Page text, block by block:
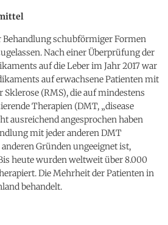
Behandlung schubförmiger Formen
Nach einer Überprüfung der
auf die Leber im Jahr 2017 war
auf erwachsene Patienten mit
(RMS), die auf mindestens
Therapien (DMT, „disease
ausreichend angesprochen haben
mit jeder anderen DMT
Gründen ungeeignet ist,
heute wurden weltweit über 8.000
Die Mehrheit der Patienten in
behandelt.